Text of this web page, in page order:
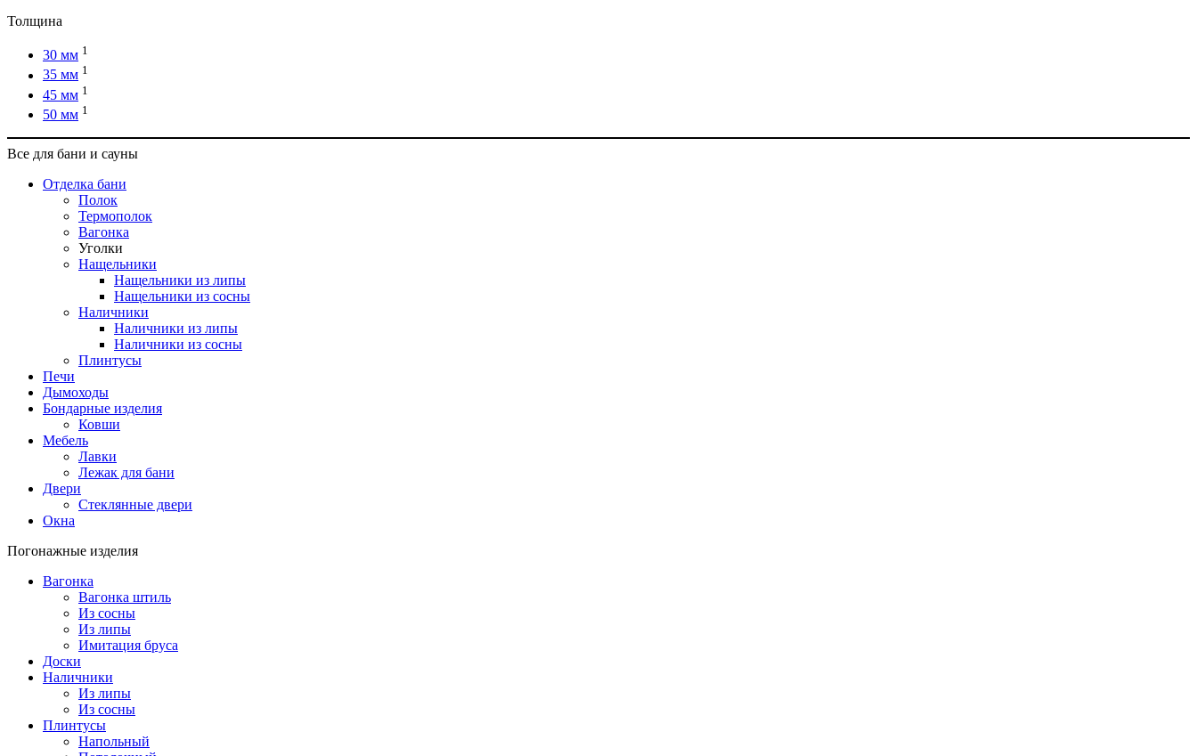
Толщина
30 мм 1
35 мм 1
45 мм 1
50 мм 1
Все для бани и сауны
Отделка бани
Полок
Термополок
Вагонка
Уголки
Нащельники
Нащельники из липы
Нащельники из сосны
Наличники
Наличники из липы
Наличники из сосны
Плинтусы
Печи
Дымоходы
Бондарные изделия
Ковши
Мебель
Лавки
Лежак для бани
Двери
Стеклянные двери
Окна
Погонажные изделия
Вагонка
Вагонка штиль
Из сосны
Из липы
Имитация бруса
Доски
Наличники
Из липы
Из сосны
Плинтусы
Напольный